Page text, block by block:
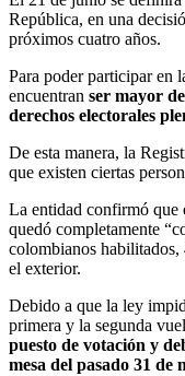
República, en una
próximos cuatro años.
Para poder participar en
encuentran ser mayor
derechos electorales
De esta manera, la
que existen ciertas
La entidad confirmó que
quedó completamente
colombianos
el exterior.
Debido a que la ley
primera y la segunda
puesto de votación y
mesa del pasado 31 de